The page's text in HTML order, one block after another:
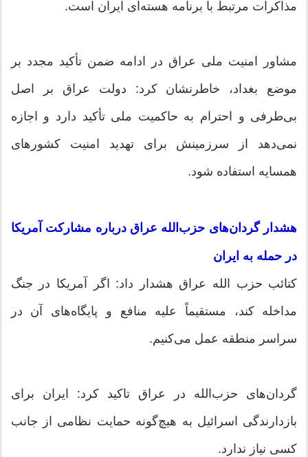
مذاکرات مرتبط با برنامه هسته‌ای ایران است.
مشاور امنیت ملی عراق در ادامه ضمن تأکید مجدد بر
موضع بغداد، خاطرنشان کرد: دولت عراق بر اصل
بی‌طرفی و احترام به حاکمیت ملی تأکید دارد و اجازه
نمی‌دهد از سرزمینش برای تهدید امنیت کشورهای
همسایه استفاده شود.
هشدار گردان‌های حزب‌الله عراق درباره مشارکت آمریکا
در حمله به ایران
کتائب حزب الله عراق هشدار داد: اگر آمریکا در جنگ
مداخله کند، مستقیماً علیه منافع و پایگاه‌های آن در
سراسر منطقه عمل می‌کنیم.
گردان‌های حزب‌الله در عراق تاکید کرد: ایران برای
بازدارندگی اسرائیل به هیچ‌گونه حمایت نظامی از جانب
کسی نیاز ندارد.